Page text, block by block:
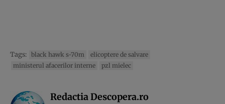
Tags: black hawk s-70m
elicoptere de salvare
ministerul afacerilor interne
pzl mielec
Redactia Descopera.ro